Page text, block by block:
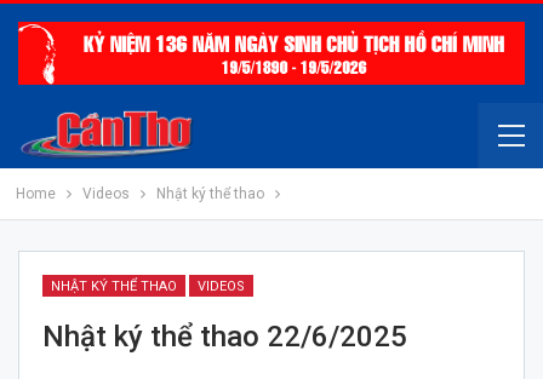
Home Videos Nhật ký thể thao
NHẬT KÝ THỂ THAO VIDEOS
Nhật ký thể thao 22/6/2025